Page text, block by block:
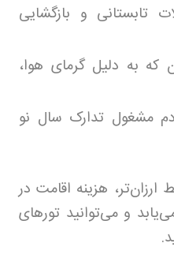
تابستانی و بازگشایی
که به دلیل گرمای هوا،
مشغول تدارک سال نو
ارزان‌تر، هزینه اقامت در
و می‌توانید تورهای
.